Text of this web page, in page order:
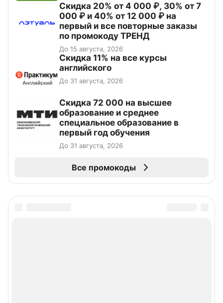
Скидка 20% от 4 000 ₽, 30% от 7
000 ₽ и 40% от 12 000 ₽ на
первый и все повторные заказы
по промокоду ТРЕНД
До 15 августа, 2026
Скидка 11% на все курсы
английского
До 31 августа, 2026
Скидка 72 000 на высшее
образование и среднее
специальное образование в
первый год обучения
До 31 августа, 2026
Все промокоды